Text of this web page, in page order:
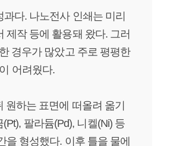
다. 나노전사 인쇄는 미리
작 등에 활용돼 왔다. 그러
경우가 많았고 주로 평평한
어려웠다.
하는 표면에 떠올려 옮기
팔라듐(Pd), 니켈(Ni) 등
형성했다. 이후 틀을 물에